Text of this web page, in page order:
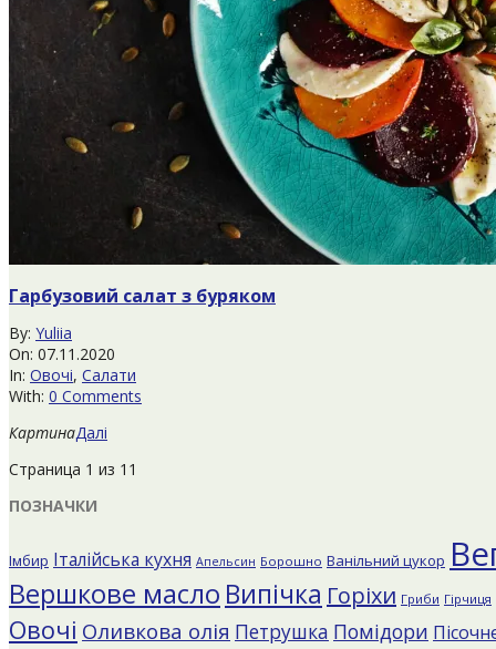
Гарбузовий салат з буряком
2020-
11-
07
By: Yuliia
On: 07.11.2020
In: Овочі, Салати
With: 0 Comments
КартинаДалі
Страница 1 из 1 1
ПОЗНАЧКИ
Імбир Італійська кухня Апельсин Борошно Ванільний цукор
Вершкове масло Випічка Горіхи Гриби Гірчиця
Овочі Оливкова олія Петрушка Помідори